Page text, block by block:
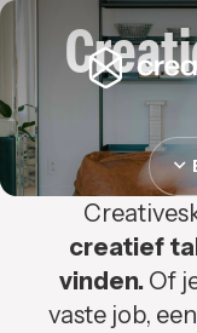
creatief
vinden. Of
vaste job,